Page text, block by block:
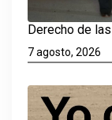
Derecho de
7 agosto, 2026